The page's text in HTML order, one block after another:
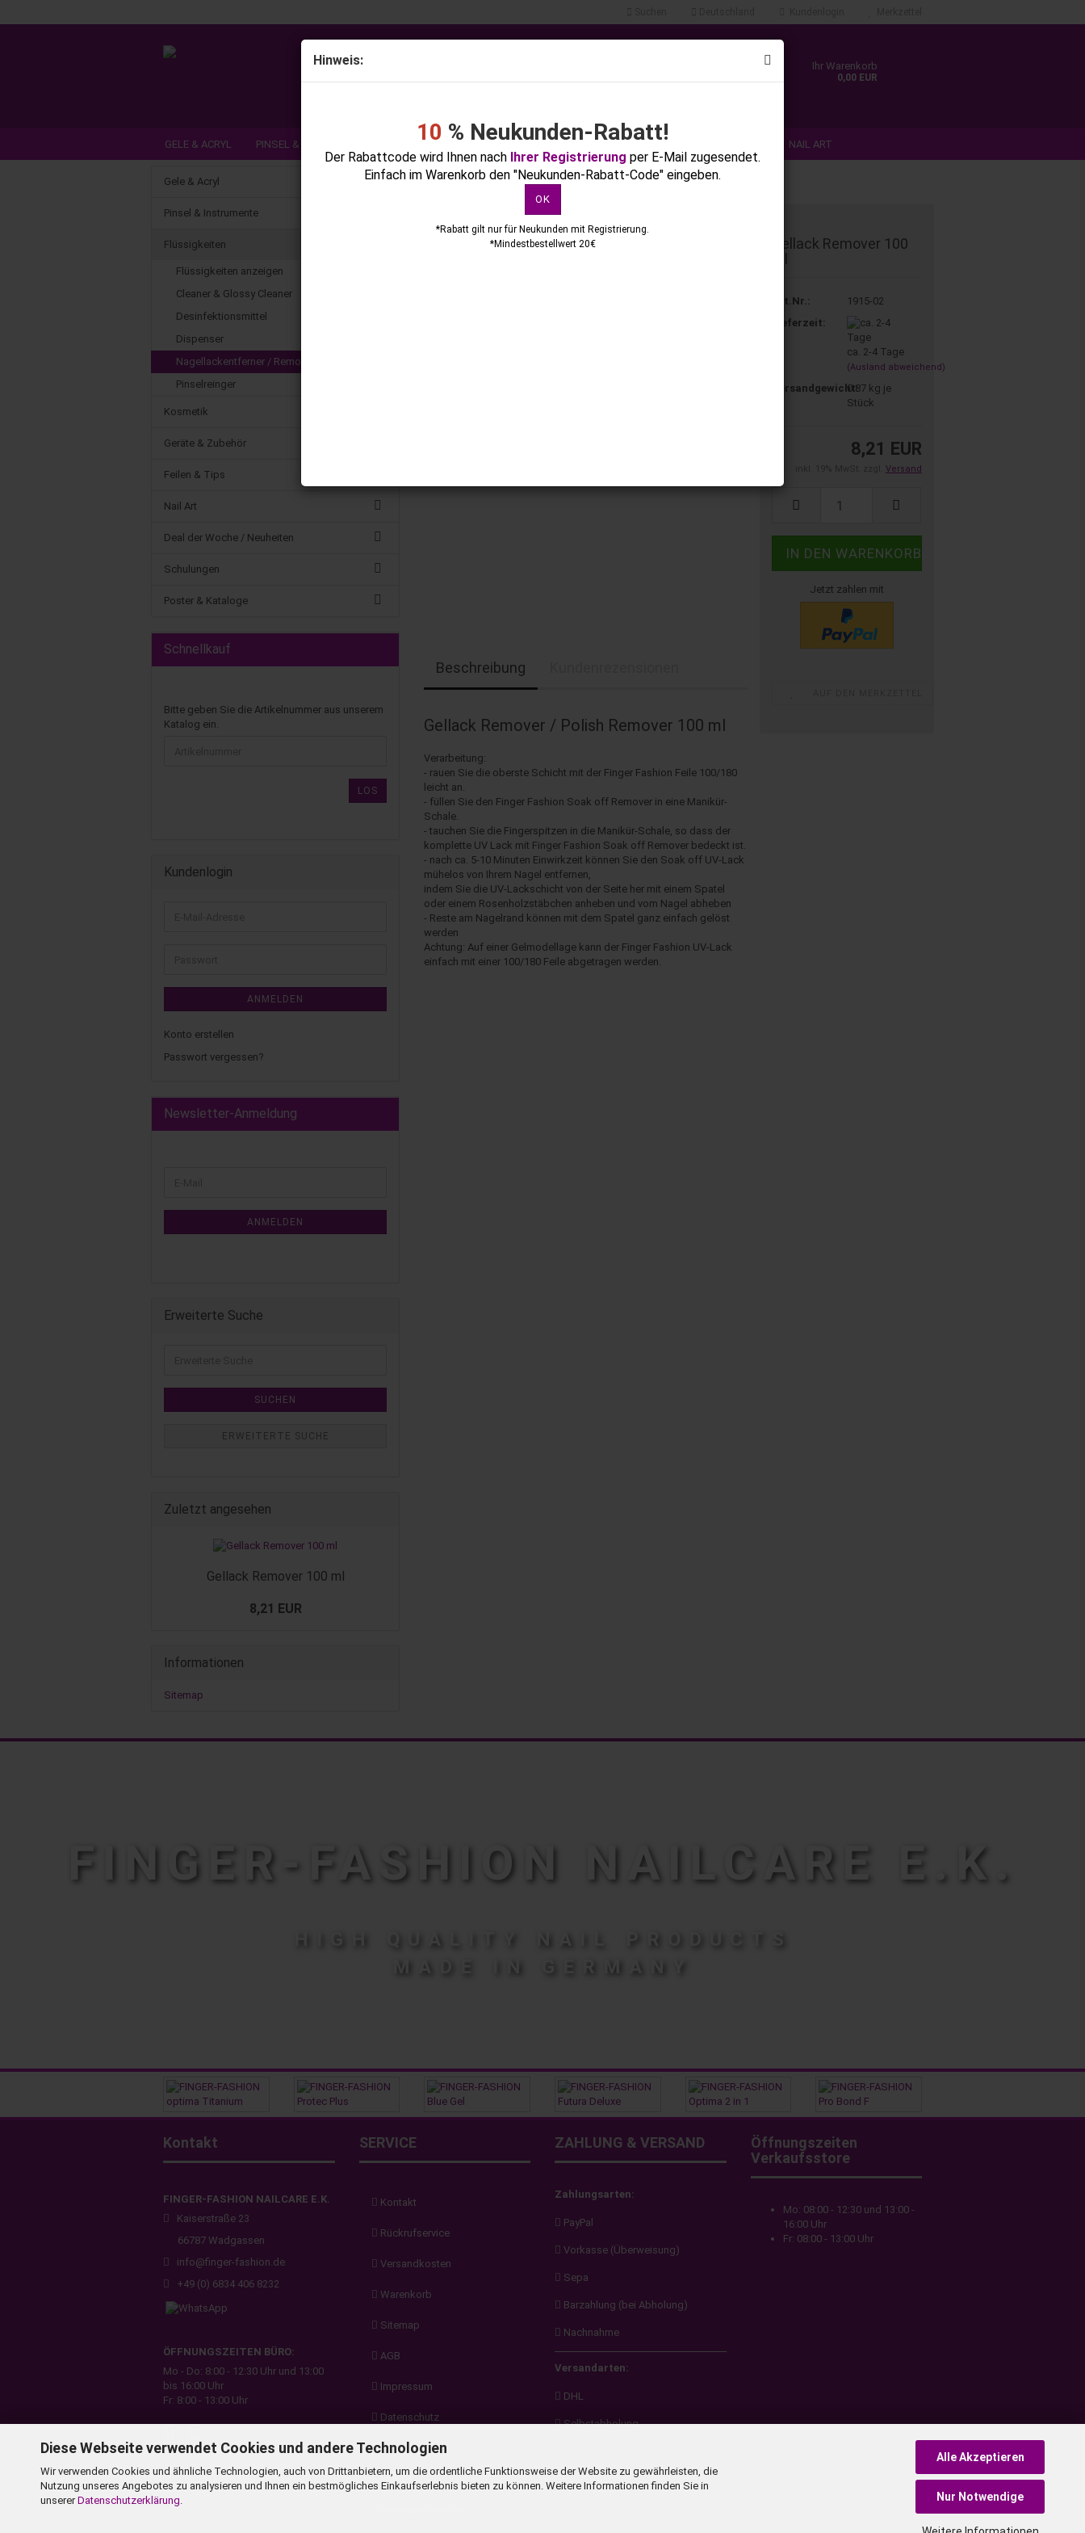
Diese Webseite verwendet Cookies und andere Technologien
Wir verwenden Cookies und ähnliche Technologien, auch von Drittanbietern, um die ordentliche Funktionsweise der Website zu gewährleisten, die
Nutzung unseres Angebotes zu analysieren und Ihnen ein bestmögliches Einkaufserlebnis bieten zu können. Weitere Informationen finden Sie in
unsererDatenschutzerklärung
Alle Akzeptieren
Nur Notwendige
Hinweis:
10 % Neukunden-Rabatt!
Der Rabattcode wird Ihnen nach Ihrer Registrierung per E-Mail zugesendet.
Einfach im Warenkorb den "Neukunden-Rabatt-Code" eingeben.
OK
*Rabatt gilt nur für Neukunden mit Registrierung.
*Mindestbestellwert 20€
Konto erstellen
Ihr Warenkorb
0,00 EUR
GELE & ACRYL PINSEL & INSTRUMENTE NAIL ART
DEAL DER WOCHE / NEUHEITEN SCHULUNGEN POSTER & KATALOGE
Startseite » Flüssigkeiten » Nagellackentferner / Remover
« Erster « zurück 6 Artikel in dieser Kategorie
Gellack Remover 100
Art.Nr.:
1915-02
Lieferzeit:
ca. 2-4 Tage
(Ausland abweichend)
Versandgewicht:
0.87kg je
Stück
8,21 EUR
Versand
Jetzt zahlen mit
Beschreibung
Gellack Remover / Polish Remover 100 ml
Verarbeitung:
- rauen Sie die oberste Schicht mit der Finger Fashion Feile 100/180
leicht an.
- füllen Sie den Finger Fashion Soak off Remover in eine Manikür-
Schale.
- tauchen Sie die Fingerspitzen in die Manikür-Schale, so dass der
komplette UV Lack mit Finger Fashion Soak off Remover bedeckt ist.
- nach ca. 5-10 Minuten Einwirkzeit können Sie den Soak off UV-Lack
mühelos von Ihrem Nagel entfernen,
indem Sie die UV-Lackschicht von der Seite her mit einem Spatel
oder einem Rosenholzstäbchen anheben und vom Nagel abheben
- Reste am Nagelrand können mit dem Spatel ganz einfach gelöst
werden
Achtung: Auf einer Gelmodellage kann der Finger Fashion UV-Lack
einfach mit einer 100/180 Feile abgetragen werden.
Gele & Acryl
Pinsel & Instrumente
Flüssigkeiten
Flüssigkeiten anzeigen
Cleaner & Glossy Cleaner
Desinfektionsmittel
Dispenser
Nagellackentferner / Remover
Pinselreinger
Kosmetik
Geräte & Zubehör
Feilen & Tips
Nail Art
Deal der Woche / Neuheiten
Schulungen
Poster & Kataloge
Schnellkauf
Bitte geben Sie die Artikelnummer aus unserem
Katalog ein.
LOS
Kundenlogin
ANMELDEN
Konto erstellen
Passwort vergessen?
Newsletter-Anmeldung
ANMELDEN
Erweiterte Suche
SUCHEN
ERWEITERTE SUCHE
Zuletzt angesehen
Gellack Remover 100 ml
8,21 EUR
Informationen
Sitemap
FINGER-FASHION NAILCARE E.K.
HIGH QUALITY NAIL PRODUCTS
MADE IN GERMANY
Kontakt
FINGER-FASHION NAILCARE E.K.
Kaiserstraße 23
66787 Wadgassen​
info@finger-fashion.de​
+49 (0) 6834 406 8232
ÖFFNUNGSZEITEN BÜRO:
Mo - Do: 8:00 - 12:30 Uhr und 13:00
bis 16:00 Uhr
Fr: 8:00 - 13:00 Uhr
SERVICE
Kontakt
Rückrufservice
Versandkosten
Warenkorb
Sitemap
AGB
Impressum
Datenschutz
Newsletter
Videos
ZAHLUNG & VERSAND
Zahlungsarten:
PayPal
Vorkasse (Überweisung)
Sepa
Barzahlung (bei Abholung)
Nachnahme
Versandarten:
DHL
Selbstabholung
Öffnungszeiten
Verkaufsstore
Mo: 08:00 - 12:30 und 13:00 -
16:00 Uhr
Fr: 08:00 - 13:00 Uhr